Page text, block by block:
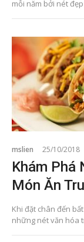
mỗi năm bởi nét
mslien 25/10/2018
Khám Phá
Món Ăn
Khi đặt chân đến
những nét văn hóa